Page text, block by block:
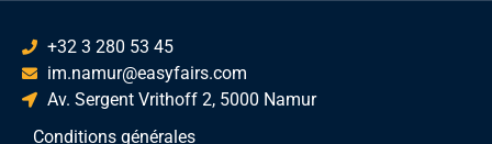
+32 3 280 53 45
im.namur@easyfairs.com
Av. Sergent Vrithoff 2, 5000 Namur
Conditions générales